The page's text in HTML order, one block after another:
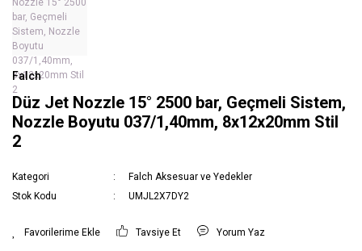
Falch
Düz Jet Nozzle 15° 2500 bar, Geçmeli Sistem,
Nozzle Boyutu 037/1,40mm, 8x12x20mm Stil
2
Kategori
Falch Aksesuar ve Yedekler
Stok Kodu
UMJL2X7DY2
Tavsiye Et Yorum Yaz